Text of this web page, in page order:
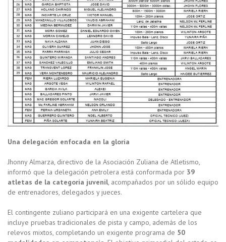
Una delegación enfocada en la gloria
Jhonny Almarza, directivo de la Asociación Zuliana de Atletismo,
informó que la delegación petrolera está conformada por 39
atletas de la categoría juvenil, acompañados por un sólido equipo
de entrenadores, delegados y jueces.
El contingente zuliano participará en una exigente cartelera que
incluye pruebas tradicionales de pista y campo, además de los
relevos mixtos, completando un exigente programa de 50